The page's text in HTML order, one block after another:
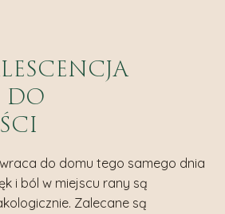
DO
do domu tego samego dnia
i ból w miejscu rany są
Zalecane są